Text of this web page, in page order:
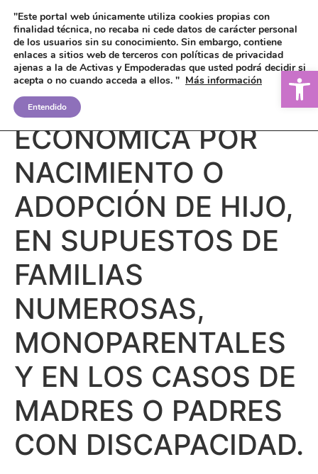
PRESTACIÓN
ECONÓMICA POR
NACIMIENTO O
ADOPCIÓN DE HIJO,
EN SUPUESTOS DE
FAMILIAS
NUMEROSAS,
MONOPARENTALES
Y EN LOS CASOS DE
MADRES O PADRES
CON DISCAPACIDAD.
"Este portal web únicamente utiliza cookies propias con
finalidad técnica, no recaba ni cede datos de carácter personal
de los usuarios sin su conocimiento. Sin embargo, contiene
enlaces a sitios web de terceros con políticas de privacidad
ajenas a la de Activas y Empoderadas que usted podrá decidir si
acepta o no cuando acceda a ellos. " Más información
Entendido